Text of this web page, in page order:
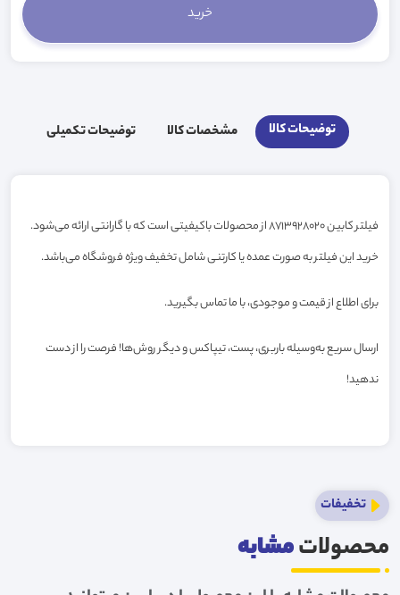
توضیحات کالا مشخصات کالا توضیحات تکمیلی
فیلتر کابین 8713928020 از محصولات باکیفیتی است که با گارانتی ارائه می‌شود.
خرید این فیلتر به صورت عمده یا کارتنی شامل تخفیف ویژه فروشگاه می‌باشد.
برای اطلاع از قیمت و موجودی، با ما تماس بگیرید.
ارسال سریع به‌وسیله باربری، پست، تیپاکس و دیگر روش‌ها! فرصت را از دست
ندهید!
تخفیفات
محصولاتمشابه